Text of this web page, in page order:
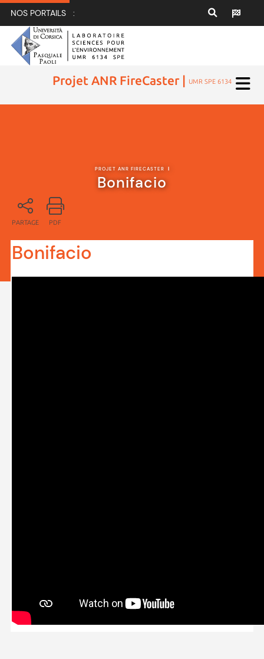
NOS PORTAILS :
Projet ANR FireCaster | UMR SPE 6134
PROJET ANR FIRECASTER |
Bonifacio
PARTAGE PDF
Bonifacio